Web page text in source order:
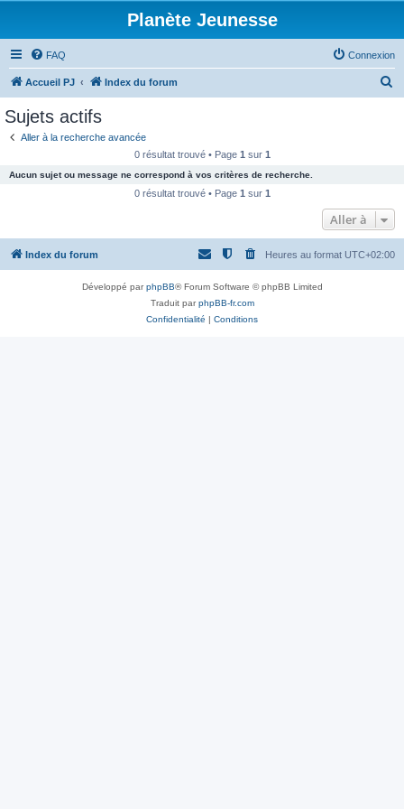
Planète Jeunesse
FAQ Connexion
Accueil PJ Index du forum
c
e
Sujets actifs
Aller à la recherche avancée
0 résultat trouvé • Page 1 sur 1
Aucun sujet ou message ne correspond à vos critères de recherche.
0 résultat trouvé • Page 1 sur 1
Aller à
Index du forum Heures au format UTC+02:00
Développé parphpBB® Forum Software © phpBB Limited
Traduit parphpBB-fr.com
Confidentialité | Conditions